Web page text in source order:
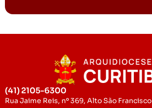
(41) 2105-6300
Rua Jaime Reis, nº 369, Alto São Francisco